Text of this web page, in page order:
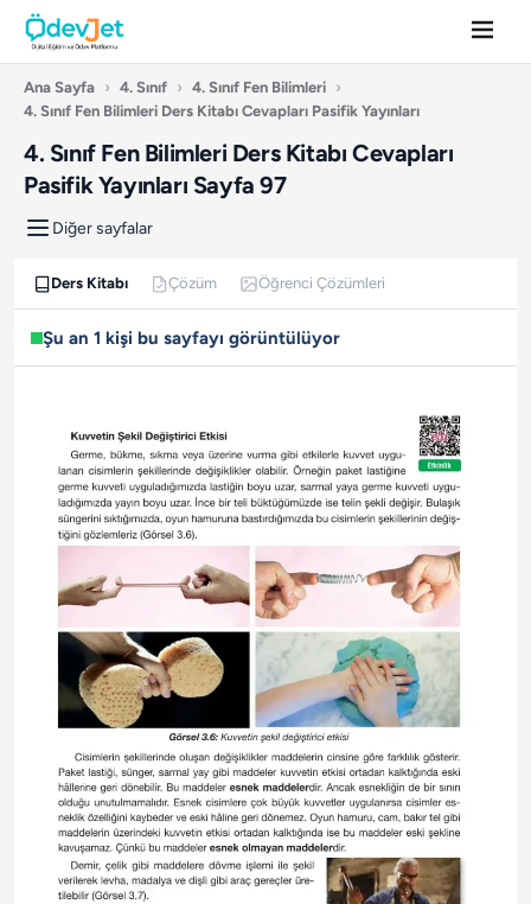
Ana Sayfa › 4. Sınıf › 4. Sınıf Fen Bilimleri ›
4. Sınıf Fen Bilimleri Ders Kitabı Cevapları Pasifik Yayınları
4. Sınıf Fen Bilimleri Ders Kitabı Cevapları
Pasifik Yayınları Sayfa 97
Diğer sayfalar
Ders Kitabı Çözüm Öğrenci Çözümleri
Şu an 1 kişi bu sayfayı görüntülüyor